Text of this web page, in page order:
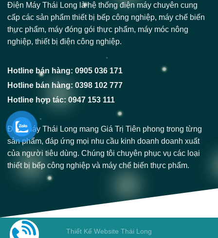
Điện Máy Thái Long là hệ thống điện máy chuyên cung
cấp các sản phẩm thiết bị bếp công nghiệp, máy chế biến
thực phẩm, máy đóng gói thực phẩm, máy móc nông
nghiệp, thiết bị điện công nghiệp.
Hotline bán hàng: 0905 036 171
Hotline bán hàng: 0398 102 777
Hotline hợp tác: 0947 153 111
Điện Máy Thái Long mang Giá Trị Tiên phong trong từng
sản phẩm, đáp ứng mọi nhu cầu kinh doanh doanh xuất
của người tiêu dùng. Chúng tôi chuyên phục vụ các loại
thiết bị bếp công nghiệp và máy chế biến thực phẩm.
Thiết Kế Website Thái Long